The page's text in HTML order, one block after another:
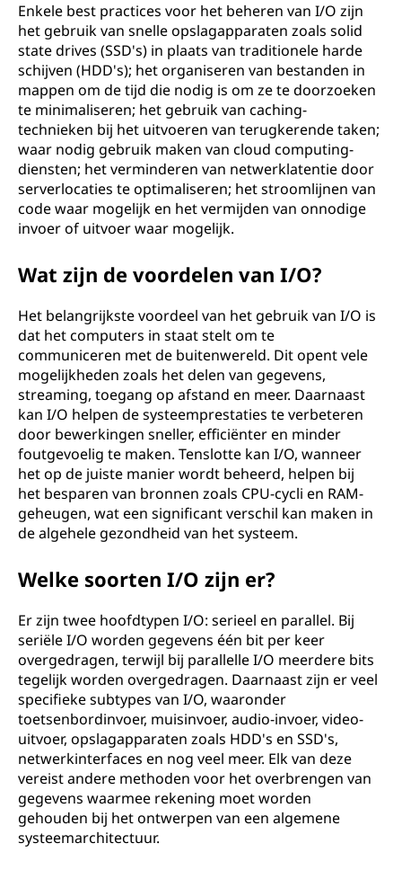
Enkele best practices voor het beheren van I/O zijn
het gebruik van snelle opslagapparaten zoals solid
state drives (SSD's) in plaats van traditionele harde
schijven (HDD's); het organiseren van bestanden in
mappen om de tijd die nodig is om ze te doorzoeken
te minimaliseren; het gebruik van caching-
technieken bij het uitvoeren van terugkerende taken;
waar nodig gebruik maken van cloud computing-
diensten; het verminderen van netwerklatentie door
serverlocaties te optimaliseren; het stroomlijnen van
code waar mogelijk en het vermijden van onnodige
invoer of uitvoer waar mogelijk.
Wat zijn de voordelen van I/O?
Het belangrijkste voordeel van het gebruik van I/O is
dat het computers in staat stelt om te
communiceren met de buitenwereld. Dit opent vele
mogelijkheden zoals het delen van gegevens,
streaming, toegang op afstand en meer. Daarnaast
kan I/O helpen de systeemprestaties te verbeteren
door bewerkingen sneller, efficiënter en minder
foutgevoelig te maken. Tenslotte kan I/O, wanneer
het op de juiste manier wordt beheerd, helpen bij
het besparen van bronnen zoals CPU-cycli en RAM-
geheugen, wat een significant verschil kan maken in
de algehele gezondheid van het systeem.
Welke soorten I/O zijn er?
Er zijn twee hoofdtypen I/O: serieel en parallel. Bij
seriële I/O worden gegevens één bit per keer
overgedragen, terwijl bij parallelle I/O meerdere bits
tegelijk worden overgedragen. Daarnaast zijn er veel
specifieke subtypes van I/O, waaronder
toetsenbordinvoer, muisinvoer, audio-invoer, video-
uitvoer, opslagapparaten zoals HDD's en SSD's,
netwerkinterfaces en nog veel meer. Elk van deze
vereist andere methoden voor het overbrengen van
gegevens waarmee rekening moet worden
gehouden bij het ontwerpen van een algemene
systeemarchitectuur.